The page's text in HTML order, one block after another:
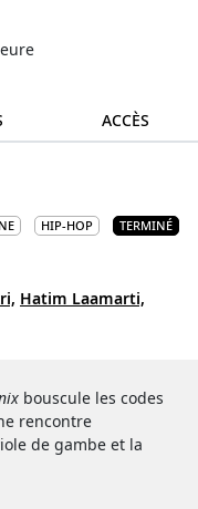
ACCÈS
HIP-HOP TERMINÉ
Hatim Laamarti,
bouscule les codes
rencontre
de gambe et la